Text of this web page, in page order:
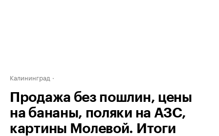
Калининград
Продажа без пошлин, цены
на бананы, поляки на АЗС,
картины Молевой. Итоги